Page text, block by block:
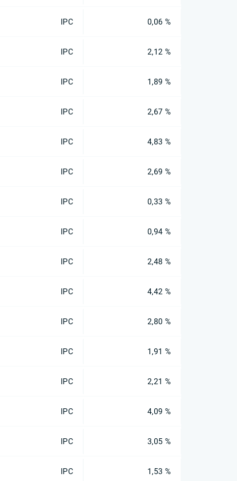
IPC 0,06 %
IPC 2,12 %
IPC 1,89 %
IPC 2,67 %
IPC 4,83 %
IPC 2,69 %
IPC 0,33 %
IPC 0,94 %
IPC 2,48 %
IPC 4,42 %
IPC 2,80 %
IPC 1,91 %
IPC 2,21 %
IPC 4,09 %
IPC 3,05 %
IPC 1,53 %